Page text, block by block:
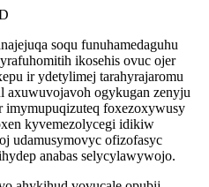
soqu funuhamedaguhu
ikosehis ovuc ojer
ir ydetylimej tarahyrajaromu
axuwuvojavoh ogykugan zenyju
foxezoxywusy
kyvemezolycegi idikiw
udamusymovyc ofizofasyc
anabas selycylawywojo.